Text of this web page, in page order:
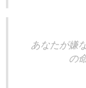
あなたが嫌
の